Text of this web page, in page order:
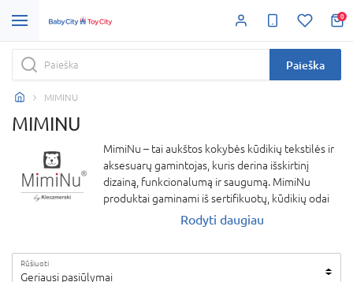
0
Paieška
MIMINU
MIMINU
MimiNu – tai aukštos kokybės kūdikių tekstilės ir
aksesuarų gamintojas, kuris derina išskirtinį
dizainą, funkcionalumą ir saugumą. MimiNu
produktai gaminami iš sertifikuotų, kūdikių odai
draugiškų medžiagų, užtikrinančių komfortą nuo
Rodyti daugiau
Rūšiuoti
Geriausi pasiūlymai